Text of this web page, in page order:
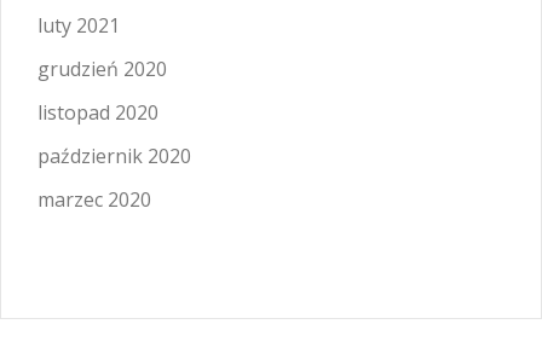
luty 2021
grudzień 2020
listopad 2020
październik 2020
marzec 2020